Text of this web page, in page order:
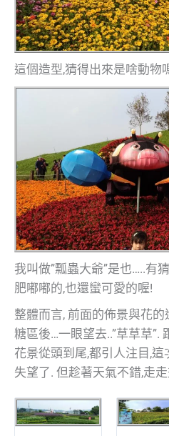
這個造型,猜得出來是啥動物
我叫做”瓢蟲大爺”是也…..有
肥嘟嘟的,也還蠻可愛的喔!
整體而言, 前面的佈景與花
糖區後…一眼望去..”草草草”.
花景從頭到尾,都引人注目,
失望了. 但趁著天氣不錯,走